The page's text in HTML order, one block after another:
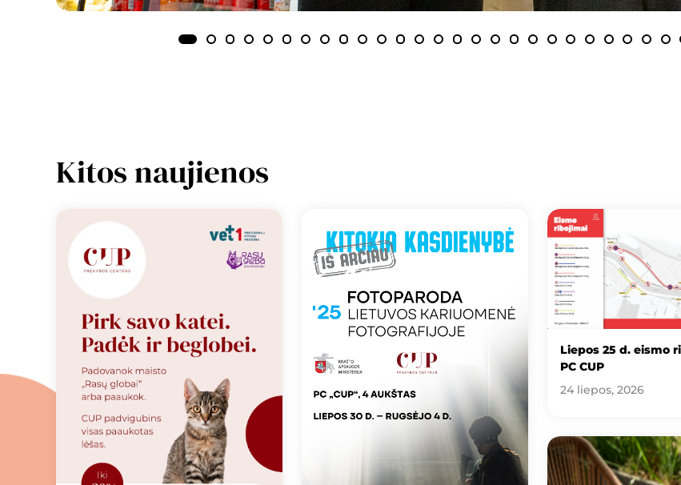
Kitos naujienos
Liepos 25 d. eismo
PC CUP
24 liepos, 2026